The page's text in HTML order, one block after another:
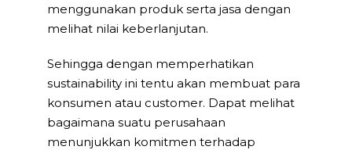
menggunakan produk serta jasa dengan
melihat nilai keberlanjutan.
Sehingga dengan memperhatikan
sustainability ini tentu akan membuat para
konsumen atau customer. Dapat melihat
bagaimana suatu perusahaan
menunjukkan komitmen terhadap